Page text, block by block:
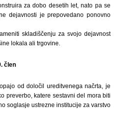
za dobo desetih let, nato pa se
dejavnosti je prepovedano ponovno
skladiščenju za svojo dejavnost
lokala ali trgovine.
člen
od določil ureditvenega načrta, je
preverbo, katere sestavni del mora biti
soglasje ustrezne institucije za varstvo